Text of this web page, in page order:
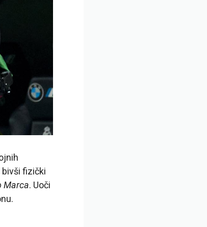
bivši fizički
Marca. Uoči